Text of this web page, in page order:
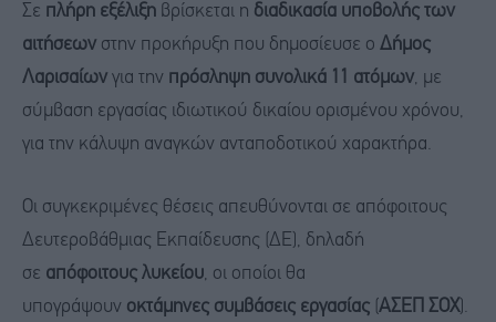
Σε πλήρη εξέλιξη βρίσκεται η διαδικασία υποβολής των
αιτήσεων στην προκήρυξη που δημοσίευσε ο Δήμος
Λαρισαίων για την πρόσληψη συνολικά 11 ατόμων, με
σύμβαση εργασίας ιδιωτικού δικαίου ορισμένου χρόνου,
για την κάλυψη αναγκών ανταποδοτικού χαρακτήρα.
Οι συγκεκριμένες θέσεις απευθύνονται σε απόφοιτους
Δευτεροβάθμιας Εκπαίδευσης (ΔΕ), δηλαδή
σε απόφοιτους λυκείου, οι οποίοι θα
υπογράψουν οκτάμηνες συμβάσεις εργασίας ΑΣΕΠ ΣΟΧ).